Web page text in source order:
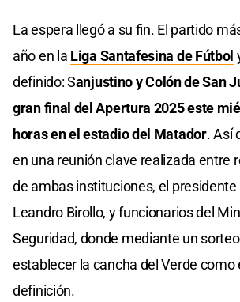
La espera llegó a su fin. El partido
año en la Liga Santafesina de Fútbol
definido: Sanjustino y Colón de San
gran final del Apertura 2025 este
horas en el estadio del Matador. Así
en una reunión clave realizada entre
de ambas instituciones, el presidente
Leandro Birollo, y funcionarios del
Seguridad, donde mediante un
establecer la cancha del Verde como
definición.